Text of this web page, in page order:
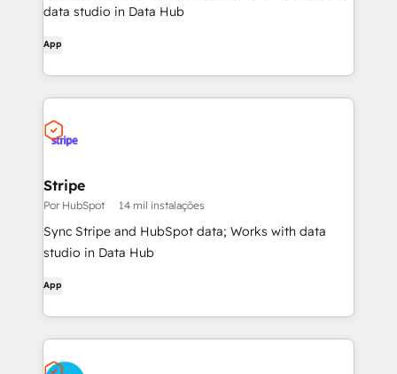
data studio in Data Hub
App
Stripe
Por HubSpot 14 mil instalações
Sync Stripe and HubSpot data; Works with data
studio in Data Hub
App